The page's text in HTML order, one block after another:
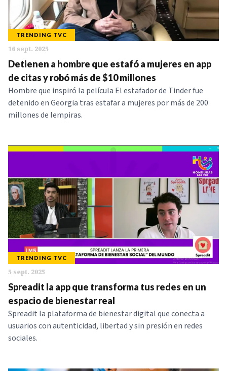
TRENDING TVC
16 sept. 2025
Detienen a hombre que estafó a mujeres en app
de citas y robó más de $10 millones
Hombre que inspiró la película El estafador de Tinder fue
detenido en Georgia tras estafar a mujeres por más de 200
millones de lempiras.
TRENDING TVC
5 sept. 2025
Spreadit la app que transforma tus redes en un
espacio de bienestar real
Spreadit la plataforma de bienestar digital que conecta a
usuarios con autenticidad, libertad y sin presión en redes
sociales.